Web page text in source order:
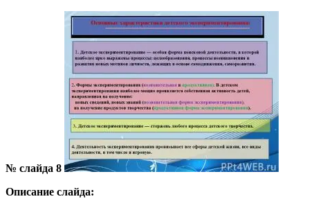
№ слайда 8
Описание слайда: